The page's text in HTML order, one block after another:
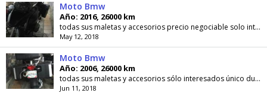
Moto Bmw
Año: 2016, 26000 km
todas sus maletas y accesorios precio negociable solo interesados solo respondo SMS
May 12, 2018
Moto Bmw
Año: 2006, 26000 km
todas sus maletas y accesorios sólo interesados único dueño
Jun 11, 2018